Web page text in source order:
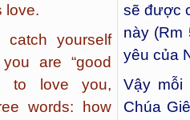
love.
yourself
are “good
to love you,
words: how
sẽ được
này (Rm
yêu của
Vậy mỗi
Chúa